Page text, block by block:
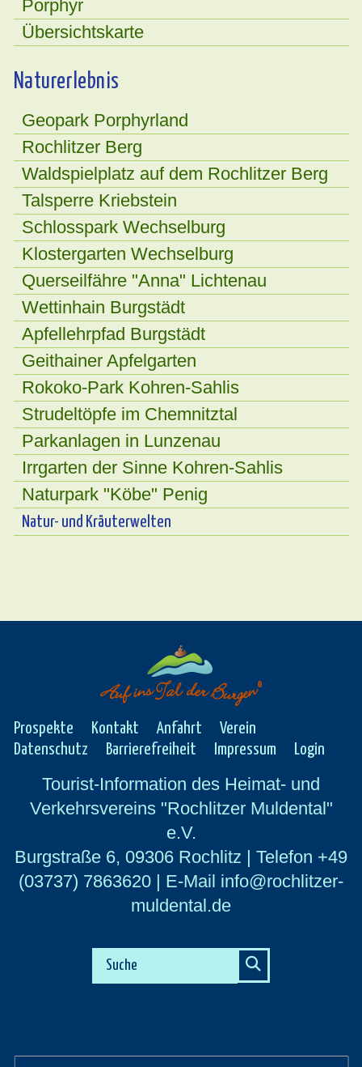
Porphyr
Übersichtskarte
Naturerlebnis
Geopark Porphyrland
Rochlitzer Berg
Waldspielplatz auf dem Rochlitzer Berg
Talsperre Kriebstein
Schlosspark Wechselburg
Klostergarten Wechselburg
Querseilfähre "Anna" Lichtenau
Wettinhain Burgstädt
Apfellehrpfad Burgstädt
Geithainer Apfelgarten
Rokoko-Park Kohren-Sahlis
Strudeltöpfe im Chemnitztal
Parkanlagen in Lunzenau
Irrgarten der Sinne Kohren-Sahlis
Naturpark "Köbe" Penig
Natur- und Kräuterwelten
Prospekte Kontakt Anfahrt
Verein
Datenschutz
Barrierefreiheit Impressum Login
Tourist-Information des Heimat- und
Verkehrsvereins "Rochlitzer Muldental"
e.V.
Burgstraße 6, 09306 Rochlitz | Telefon +49
(03737) 7863620 | E-Mail info@rochlitzer-
muldental.de